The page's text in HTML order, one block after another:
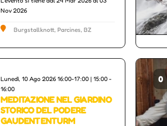
Nov 2026
Burgstallknott, Parcines, BZ
Lunedì, 10 Ago 2026 16:00-17:00 | 15:00 -
16:00
MEDITAZIONE NEL GIARDINO
STORICO DEL PODERE
GAUDENTENTURM
0
Others